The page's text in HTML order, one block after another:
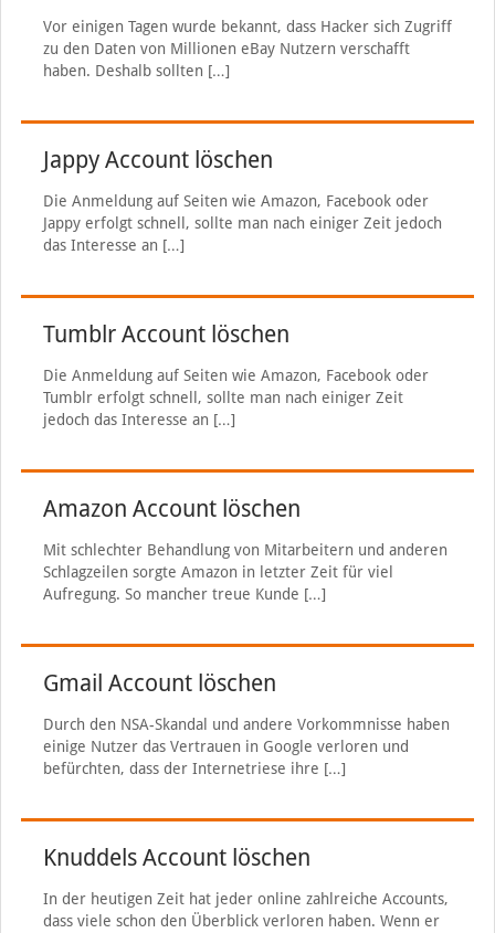
Vor einigen Tagen wurde bekannt, dass Hacker sich Zugriff
zu den Daten von Millionen eBay Nutzern verschafft
haben. Deshalb sollten […]
Jappy Account löschen
Die Anmeldung auf Seiten wie Amazon, Facebook oder
Jappy erfolgt schnell, sollte man nach einiger Zeit jedoch
das Interesse an […]
Tumblr Account löschen
Die Anmeldung auf Seiten wie Amazon, Facebook oder
Tumblr erfolgt schnell, sollte man nach einiger Zeit
jedoch das Interesse an […]
Amazon Account löschen
Mit schlechter Behandlung von Mitarbeitern und anderen
Schlagzeilen sorgte Amazon in letzter Zeit für viel
Aufregung. So mancher treue Kunde […]
Gmail Account löschen
Durch den NSA-Skandal und andere Vorkommnisse haben
einige Nutzer das Vertrauen in Google verloren und
befürchten, dass der Internetriese ihre […]
Knuddels Account löschen
In der heutigen Zeit hat jeder online zahlreiche Accounts,
dass viele schon den Überblick verloren haben. Wenn er